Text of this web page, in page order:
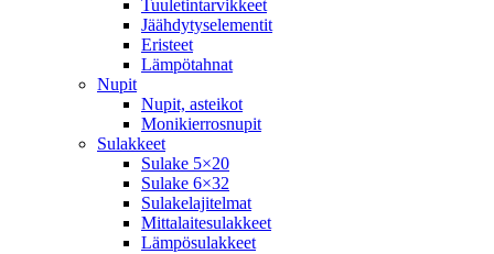
Tuuletintarvikkeet
Jäähdytyselementit
Eristeet
Lämpötahnat
Nupit
Nupit, asteikot
Monikierrosnupit
Sulakkeet
Sulake 5×20
Sulake 6×32
Sulakelajitelmat
Mittalaitesulakkeet
Lämpösulakkeet